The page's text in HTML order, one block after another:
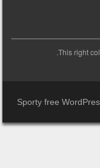
This right
Sporty free